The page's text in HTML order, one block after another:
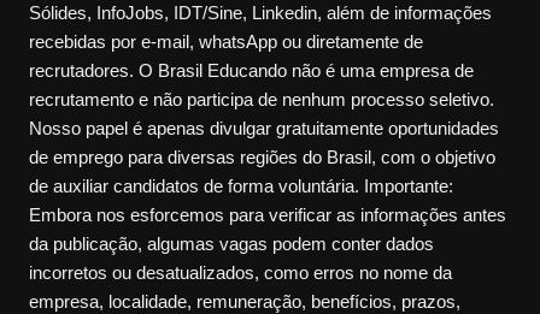
Sólides, InfoJobs, IDT/Sine, Linkedin, além de informações
recebidas por e-mail, whatsApp ou diretamente de
recrutadores. O Brasil Educando não é uma empresa de
recrutamento e não participa de nenhum processo seletivo.
Nosso papel é apenas divulgar gratuitamente oportunidades
de emprego para diversas regiões do Brasil, com o objetivo
de auxiliar candidatos de forma voluntária. Importante:
Embora nos esforcemos para verificar as informações antes
da publicação, algumas vagas podem conter dados
incorretos ou desatualizados, como erros no nome da
empresa, localidade, remuneração, benefícios, prazos,